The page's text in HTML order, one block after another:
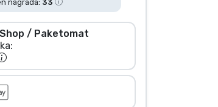
nagrada: 33
/ Paketomat